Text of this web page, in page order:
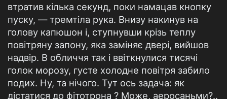
втратив кілька секунд, поки намацав кнопку
пуску, — тремтіла рука. Внизу накинув на
голову капюшон і, ступнувши крізь теплу
повітряну запону, яка заміняє двері, вийшов
надвір. В обличчя так і ввіткнулися тисячі
голок морозу, густе холодне повітря забило
подих. Ну, та нічого. Тут ось задача: як
дістатися до фітотрона ? Може, аеросаньми?..